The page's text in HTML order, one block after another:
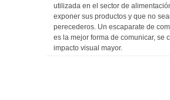
utilizada en el sector de
exponer sus productos y que no
perecederos. Un escaparate de
es la mejor forma de comunicar, se
impacto visual mayor.